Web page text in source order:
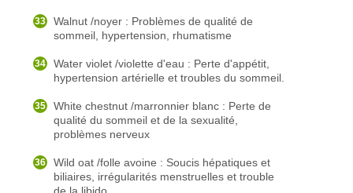
Walnut /noyer : Problèmes de qualité de
sommeil, hypertension, rhumatisme
Water violet /violette d'eau : Perte d'appétit,
hypertension artérielle et troubles du sommeil.
White chestnut /marronnier blanc : Perte de
qualité du sommeil et de la sexualité,
problèmes nerveux
Wild oat /folle avoine : Soucis hépatiques et
biliaires, irrégularités menstruelles et trouble
de la libido